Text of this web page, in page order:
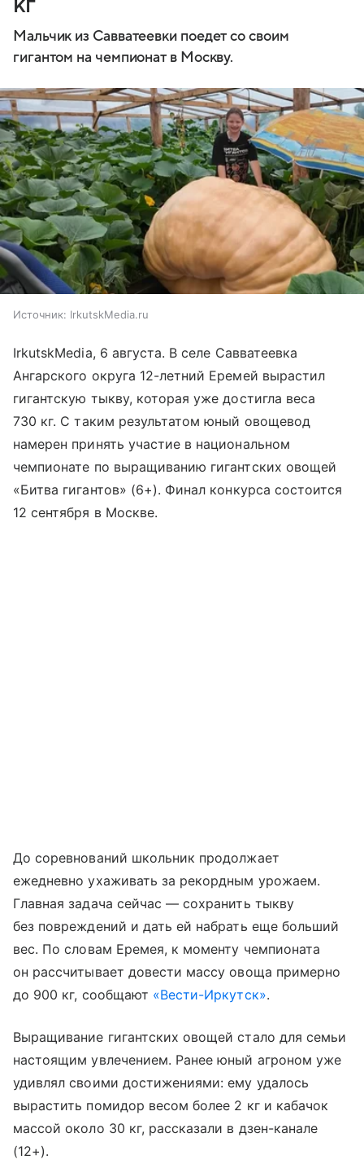
Мальчик из Савватеевки поедет со своим
гигантом на чемпионат в Москву.
Источник: IrkutskMedia.ru
IrkutskMedia, 6 августа. В селе Савватеевка
Ангарского округа 12-летний Еремей вырастил
гигантскую тыкву, которая уже достигла веса
730 кг. С таким результатом юный овощевод
намерен принять участие в национальном
чемпионате по выращиванию гигантских овощей
«Битва гигантов» (6+). Финал конкурса состоится
12 сентября в Москве.
До соревнований школьник продолжает
ежедневно ухаживать за рекордным урожаем.
Главная задача сейчас — сохранить тыкву
без повреждений и дать ей набрать еще больший
вес. По словам Еремея, к моменту чемпионата
он рассчитывает довести массу овоща примерно
до 900 кг, сообщают «Вести-Иркутск».
Выращивание гигантских овощей стало для семьи
настоящим увлечением. Ранее юный агроном уже
удивлял своими достижениями: ему удалось
вырастить помидор весом более 2 кг и кабачок
массой около 30 кг, рассказали в дзен-канале
(12+).